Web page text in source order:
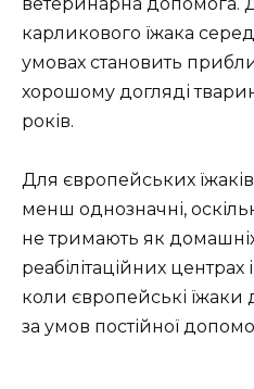
карликового їжака
умовах становить
хорошому догляді
років.
Для європейських
менш однозначні,
не тримають як
реабілітаційних
коли європейські їжаки
за умов постійної